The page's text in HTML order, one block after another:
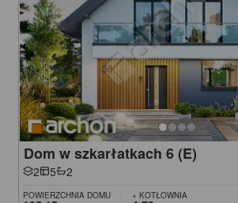
Dom w szkarłatkach 6 (E)
2 5 2
POWIERZCHNIA DOMU + KOTŁOWNIA